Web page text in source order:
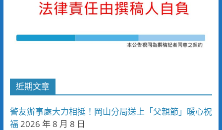
近期文章
警友辦事處大力相挺！岡山分局送上「父親節」暖心祝
福 2026 年 8 月 8 日